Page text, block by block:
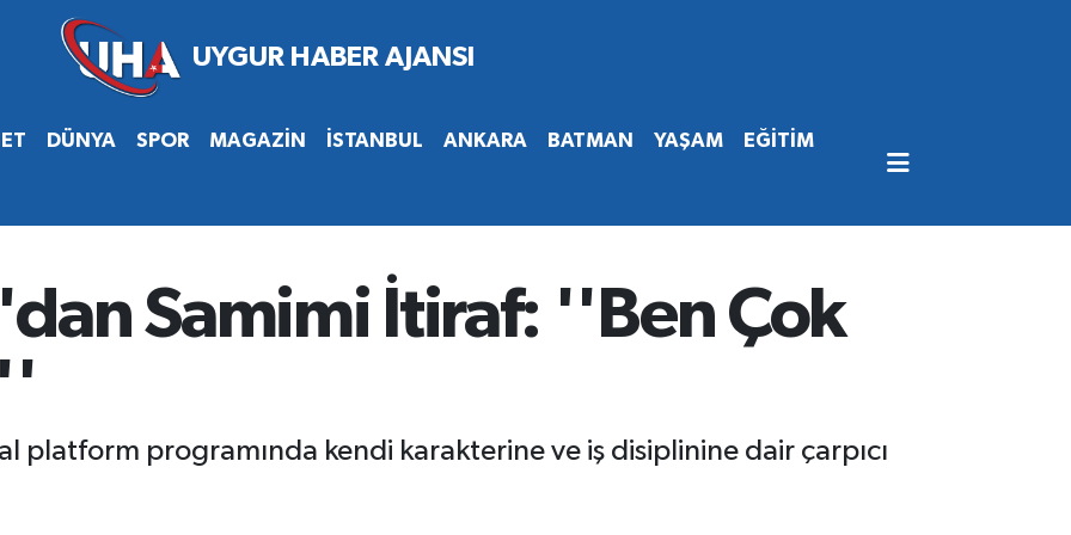
DÜNYA SPOR MAGAZİN İSTANBUL ANKARA BATMAN YAŞAM EĞİTİM
Samimi İtiraf: ''Ben Çok
platform programında kendi karakterine ve iş disiplinine dair çarpıcı